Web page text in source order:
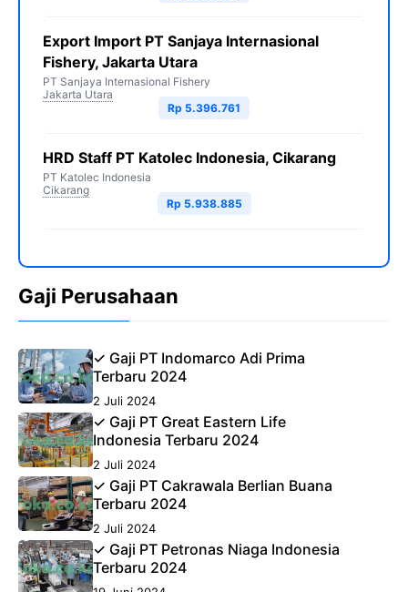
Export Import PT Sanjaya Internasional
Fishery, Jakarta Utara
PT Sanjaya Internasional Fishery
Jakarta Utara
Rp 5.396.761
HRD Staff PT Katolec Indonesia, Cikarang
PT Katolec Indonesia
Cikarang
Rp 5.938.885
Gaji Perusahaan
✓ Gaji PT Indomarco Adi Prima
Terbaru 2024
2 Juli 2024
✓ Gaji PT Great Eastern Life
Indonesia Terbaru 2024
2 Juli 2024
✓ Gaji PT Cakrawala Berlian Buana
Terbaru 2024
2 Juli 2024
✓ Gaji PT Petronas Niaga Indonesia
Terbaru 2024